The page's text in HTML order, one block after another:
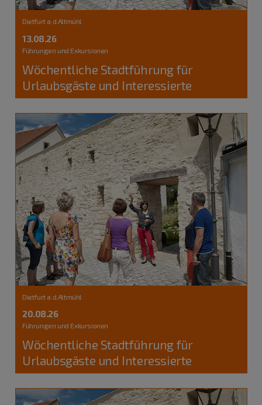
Dietfurt a.d.Altmühl
13.08.26
Führungen und Exkursionen
Wöchentliche Stadtführung für
Urlaubsgäste und Interessierte
Dietfurt a.d.Altmühl
20.08.26
Führungen und Exkursionen
Wöchentliche Stadtführung für
Urlaubsgäste und Interessierte